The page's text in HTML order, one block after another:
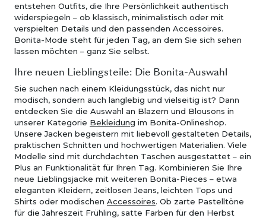
entstehen Outfits, die Ihre Persönlichkeit authentisch
widerspiegeln – ob klassisch, minimalistisch oder mit
verspielten Details und den passenden Accessoires.
Bonita-Mode steht für jeden Tag, an dem Sie sich sehen
lassen möchten – ganz Sie selbst.
Ihre neuen Lieblingsteile: Die Bonita-Auswahl
Sie suchen nach einem Kleidungsstück, das nicht nur
modisch, sondern auch langlebig und vielseitig ist? Dann
entdecken Sie die Auswahl an Blazern und Blousons in
unserer Kategorie Bekleidung im Bonita-Onlineshop.
Unsere Jacken begeistern mit liebevoll gestalteten Details,
praktischen Schnitten und hochwertigen Materialien. Viele
Modelle sind mit durchdachten Taschen ausgestattet – ein
Plus an Funktionalität für Ihren Tag. Kombinieren Sie Ihre
neue Lieblingsjacke mit weiteren Bonita-Pieces – etwa
eleganten Kleidern, zeitlosen Jeans, leichten Tops und
Shirts oder modischen Accessoires. Ob zarte Pastelltöne
für die Jahreszeit Frühling, satte Farben für den Herbst